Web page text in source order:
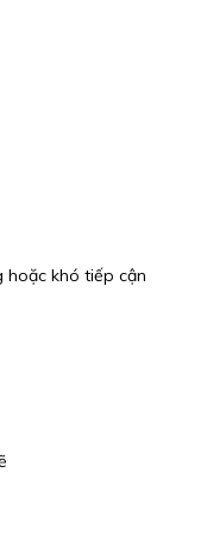
khó tiếp cận